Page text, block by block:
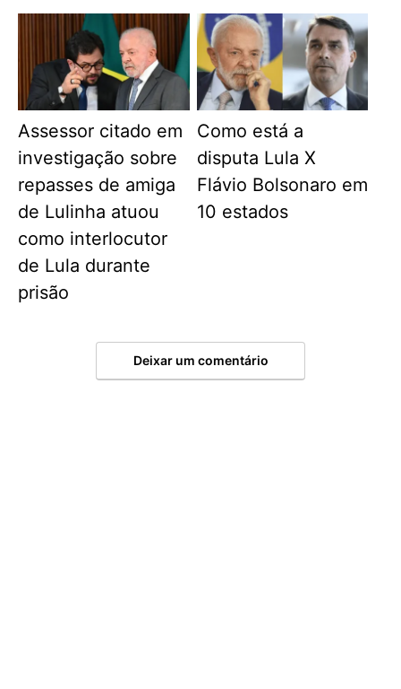
Assessor citado em
investigação sobre
repasses de amiga
de Lulinha atuou
como interlocutor
de Lula durante
prisão
Como está a
disputa Lula X
Flávio Bolsonaro em
10 estados
Deixar um comentário